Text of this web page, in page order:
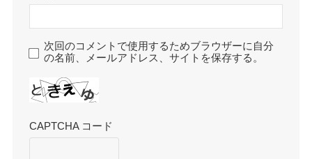
次回のコメントで使用するためブラウザーに自分
の名前、メールアドレス、サイトを保存する。
CAPTCHA コード